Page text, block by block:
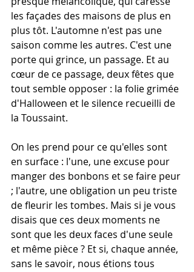
les façades des maisons de plus en
plus tôt. L'automne n'est pas une
saison comme les autres. C'est une
porte qui grince, un passage. Et au
cœur de ce passage, deux fêtes que
tout semble opposer : la folie grimée
d'Halloween et le silence recueilli de
la Toussaint.
On les prend pour ce qu'elles sont
en surface : l'une, une excuse pour
manger des bonbons et se faire peur
; l'autre, une obligation un peu triste
de fleurir les tombes. Mais si je vous
disais que ces deux moments ne
sont que les deux faces d'une seule
et même pièce ? Et si, chaque année,
sans le savoir, nous étions tous